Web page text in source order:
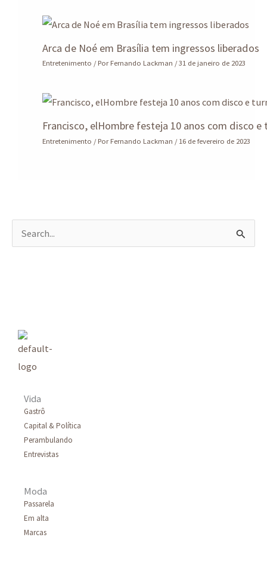
Arca de Noé em Brasília tem ingressos liberados
Entretenimento / PorFernando Lackman /31 de janeiro de 2023
Francisco, elHombre festeja 10 anos com disco e
Entretenimento / PorFernando Lackman /16 de fevereiro de 2023
Vida
Gastrô
Capital & Política
Perambulando
Entrevistas
Moda
Passarela
Em alta
Marcas